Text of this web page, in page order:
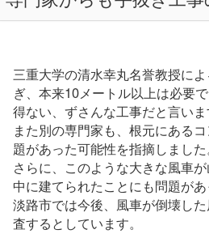
三重大学の清水幸丸名誉教授に
ぎ、本来10メートル以上は必要
得ない、ずさんな工事だと言いま
また別の専門家も、根元にある
題があった可能性を指摘しました
さらに、このような大きな風車
中に建てられたことにも問題があ
淡路市では今後、風車が倒壊し
査するとしています。